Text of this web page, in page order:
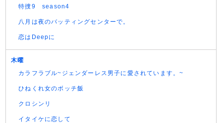
特捜9 season4
八月は夜のバッティングセンターで。
恋はDeepに
木曜
カラフラブル~ジェンダーレス男子に愛されています。~
ひねくれ女のボッチ飯
クロシンリ
イタイケに恋して